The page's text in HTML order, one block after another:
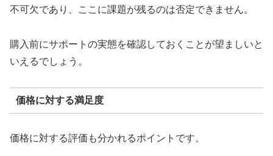
不可欠であり、ここに課題が残るのは否定できません。
購入前にサポートの実態を確認しておくことが望ましいと
いえるでしょう。
価格に対する満足度
価格に対する評価も分かれるポイントです。